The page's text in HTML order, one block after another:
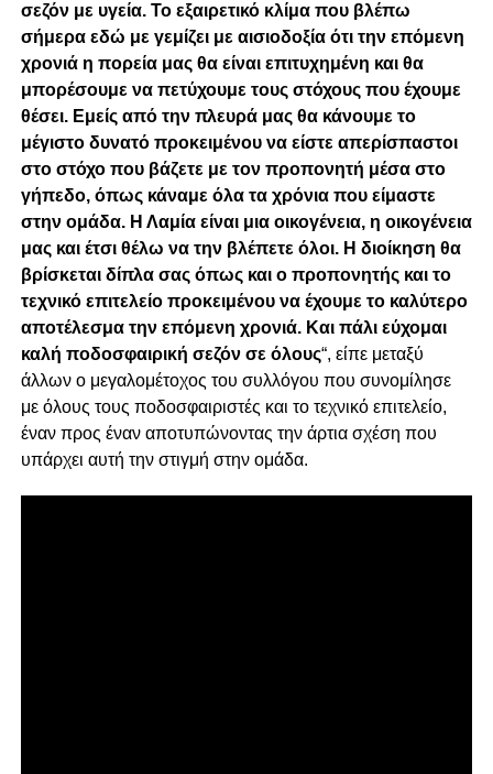
σεζόν με υγεία. Το εξαιρετικό κλίμα που βλέπω
σήμερα εδώ με γεμίζει με αισιοδοξία ότι την επόμενη
χρονιά η πορεία μας θα είναι επιτυχημένη και θα
μπορέσουμε να πετύχουμε τους στόχους που έχουμε
θέσει. Εμείς από την πλευρά μας θα κάνουμε το
μέγιστο δυνατό προκειμένου να είστε απερίσπαστοι
στο στόχο που βάζετε με τον προπονητή μέσα στο
γήπεδο, όπως κάναμε όλα τα χρόνια που είμαστε
στην ομάδα. Η Λαμία είναι μια οικογένεια, η οικογένεια
μας και έτσι θέλω να την βλέπετε όλοι. Η διοίκηση θα
βρίσκεται δίπλα σας όπως και ο προπονητής και το
τεχνικό επιτελείο προκειμένου να έχουμε το καλύτερο
αποτέλεσμα την επόμενη χρονιά. Και πάλι εύχομαι
καλή ποδοσφαιρική σεζόν σε όλους“, είπε μεταξύ
άλλων ο μεγαλομέτοχος του συλλόγου που συνομίλησε
με όλους τους ποδοσφαιριστές και το τεχνικό επιτελείο,
έναν προς έναν αποτυπώνοντας την άρτια σχέση που
υπάρχει αυτή την στιγμή στην ομάδα.